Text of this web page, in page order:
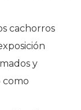
cachorros
y
como